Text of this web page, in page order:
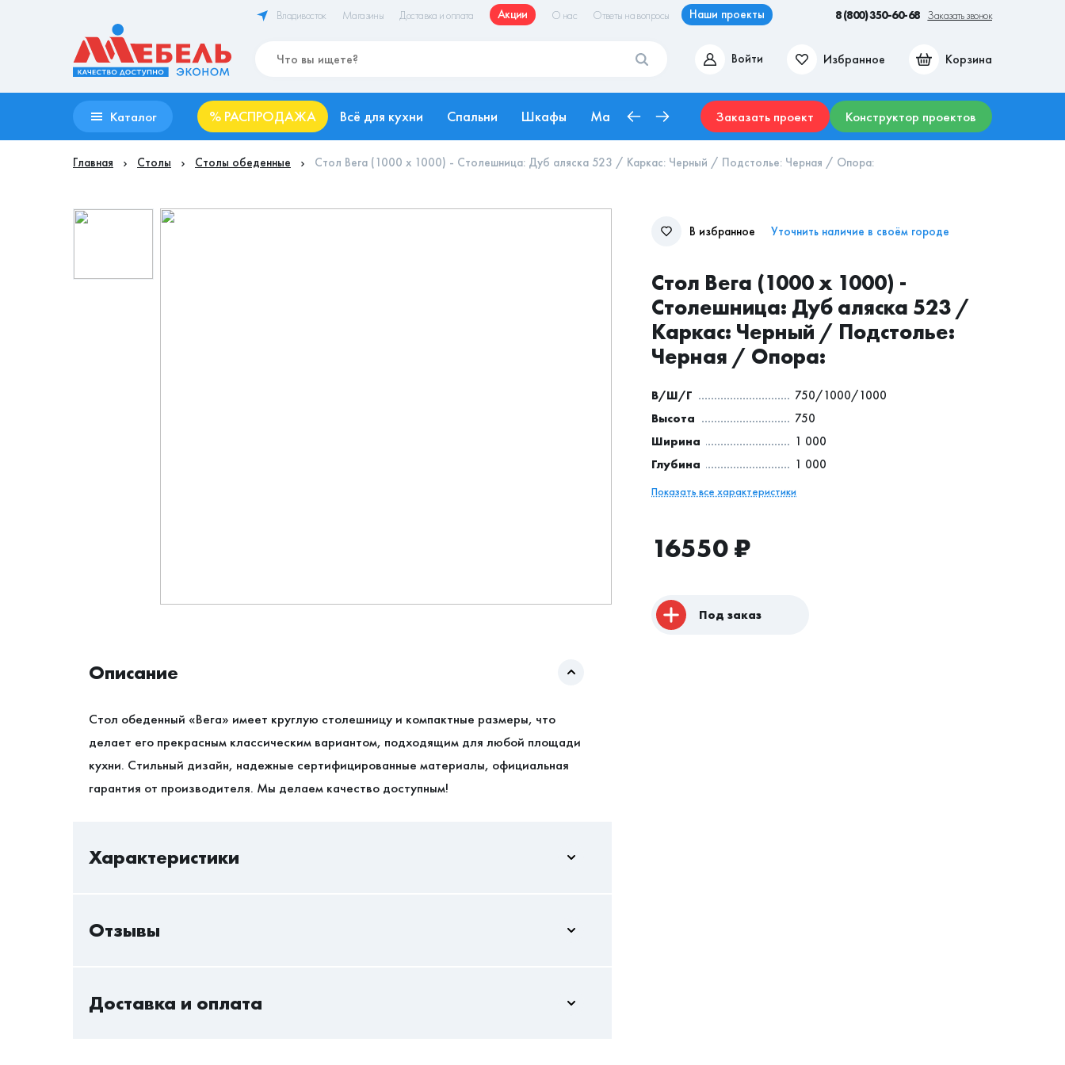
Владивосток Магазины Доставка и оплата Акции О нас Ответы на вопросы Наши проекты 8 (800) 350-60-68 Заказать звонок
Войти Избранное Корзина
Каталог % РАСПРОДАЖА Всё для кухни Спальни Шкафы Матрасы Рабочие места Гостиные Прихожие Столы
Заказать проект Конструктор проектов
Главная Столы Столы обеденные Стол Вега (1000 х 1000) - Столешница: Дуб аляска 523 / Каркас: Черный / Подстолье: Черная / Опора:
В избранное Уточнить наличие в своём городе
Стол Вега (1000 х 1000) -
Столешница: Дуб аляска 523 /
Каркас: Черный / Подстолье:
Черная / Опора:
В/Ш/Г
750/1000/1000
Высота
750
Ширина
1 000
Глубина
1 000
Показать все характеристики
16550₽
Под заказ
Описание
Стол обеденный «Вега» имеет круглую столешницу и компактные размеры, что
делает его прекрасным классическим вариантом, подходящим для любой площади
кухни. Стильный дизайн, надежные сертифицированные материалы, официальная
гарантия от производителя. Мы делаем качество доступным!
Характеристики
В/Ш/Г
Отзывы
Доставка и оплата